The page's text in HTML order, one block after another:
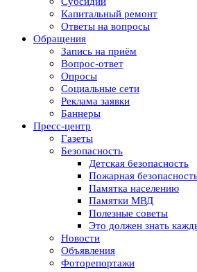
Капитальный ремонт
Ответы на вопросы
Обращения
Запись на приём
Вопрос-ответ
Опросы
Социальные сети
Реклама заявки
Баннеры
Пресс-центр
Газеты
Безопасность
Детская безопасность
Пожарная
Памятка населению
Памятки МВД
Полезные советы
Это должен знать
Новости
Объявления
Фоторепортажи